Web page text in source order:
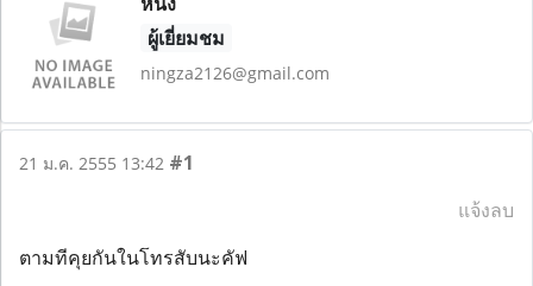
ผู้เยี่ยมชม
ningza2126@gmail.com
21 ม.ค. 2555 13:42 #1
แจ้งลบ
ตามทีคุยกันในโทรสับนะคัฟ